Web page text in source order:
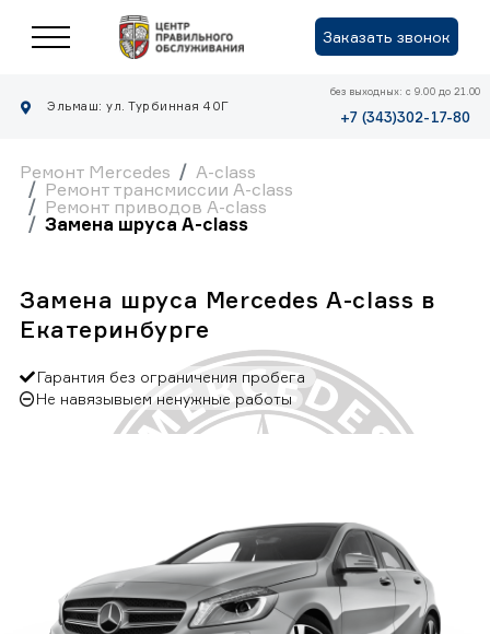
Заказать звонок
Эльмаш: ул. Турбинная 40Г
без выходных: с 9.00 до 21.00
+7 (343)302-17-80
Ремонт Mercedes
A-class
Ремонт трансмиссии A-class
Ремонт приводов A-class
Замена шруса A-class
Замена шруса Mercedes A-class в
Екатеринбурге
Гарантия без ограничения пробега
Не навязывыем ненужные работы